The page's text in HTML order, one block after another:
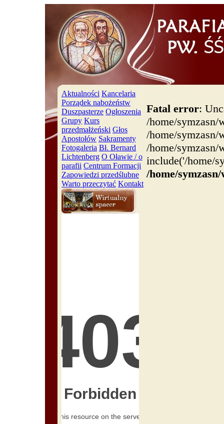
Aktualności Kancelaria
Porządek nabożeństw
Duszpasterze Ogłoszenia
Grupy Kurs
przedmałżeński Głos
Apostołów Sakramenty
Fotogaleria Bł. Bernard
Lichtenberg O Oławie / o
parafii Centrum Formacji
Zapowiedzi przedślubne
Warto przeczytać Kontakt
Fatal error:
/home/
/home/
/home/
include('/home/
/home/